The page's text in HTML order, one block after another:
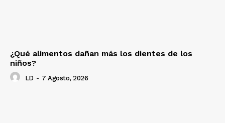
¿Qué alimentos dañan más los dientes de los
niños?
LD - 7 Agosto, 2026